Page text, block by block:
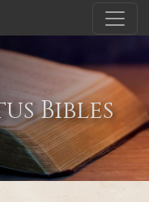
Bibles